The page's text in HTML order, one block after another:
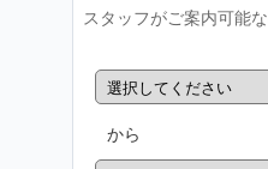
スタッフがご案内可能
から